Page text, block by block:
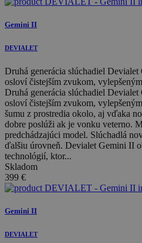
Gemini II
DEVIALET
Druhá generácia slúchadiel
osloví čistejším zvukom,
Druhá generácia slúchadiel
osloví čistejším zvukom,
šumu z prostredia okolo, aj vďaka
dobre poslúži ak je vonku veterno.
predchádzajúci model. Slúchadlá
ďalšiu úrovneň. Devialet Gemini II
technológií, ktor...
Skladom
399 €
Gemini II
DEVIALET